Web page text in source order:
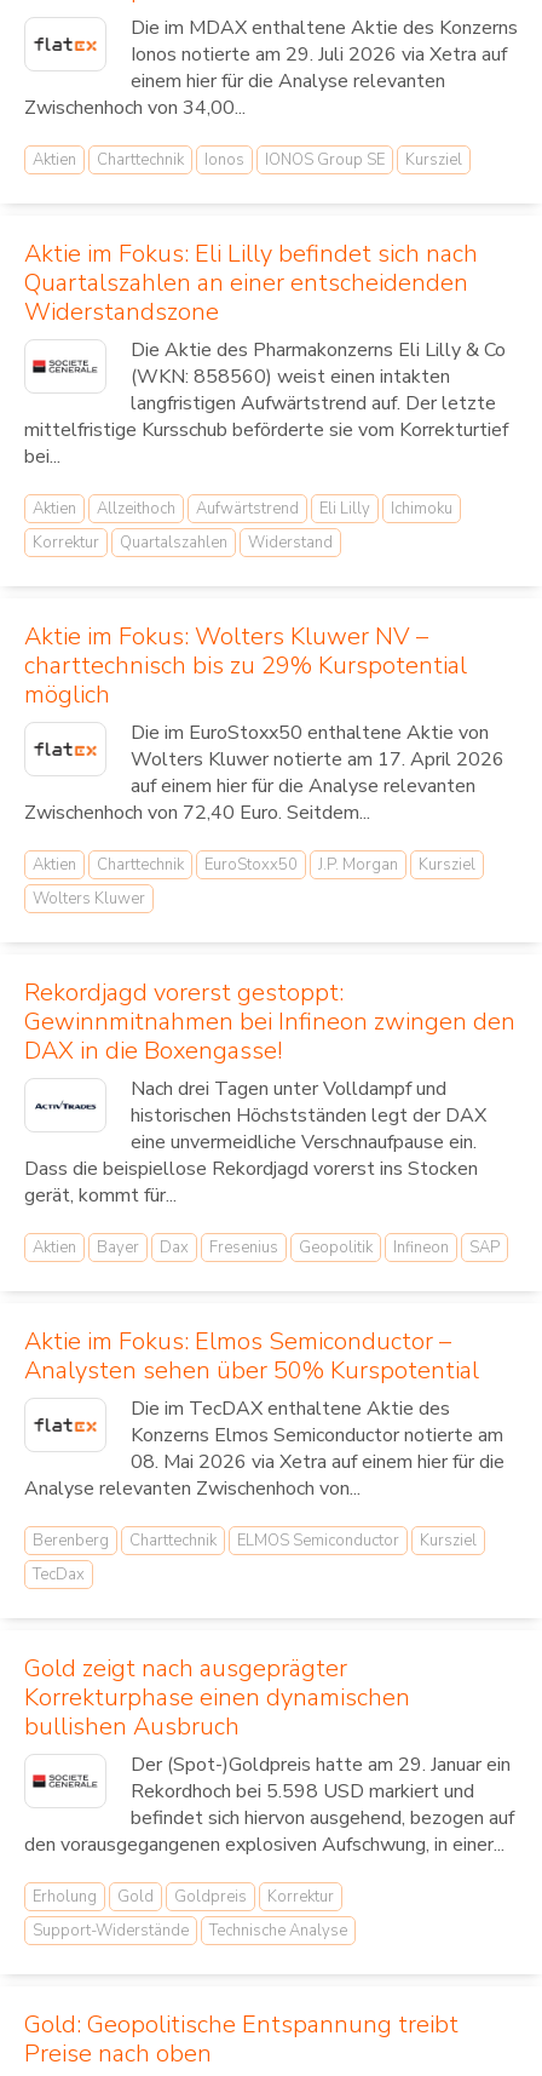
Die im MDAX enthaltene Aktie des Konzerns
Ionos notierte am 29. Juli 2026 via Xetra auf
einem hier für die Analyse relevanten
Zwischenhoch von 34,00...
Aktien Charttechnik Ionos IONOS Group SE Kursziel
Aktie im Fokus: Eli Lilly befindet sich nach
Quartalszahlen an einer entscheidenden
Widerstandszone
Die Aktie des Pharmakonzerns Eli Lilly & Co
(WKN: 858560) weist einen intakten
langfristigen Aufwärtstrend auf. Der letzte
mittelfristige Kursschub beförderte sie vom Korrekturtief
bei...
Aktien Allzeithoch Aufwärtstrend Eli Lilly
Ichimoku
Korrektur
Quartalszahlen Widerstand
Aktie im Fokus: Wolters Kluwer NV –
charttechnisch bis zu 29% Kurspotential
möglich
Die im EuroStoxx50 enthaltene Aktie von
Wolters Kluwer notierte am 17. April 2026
auf einem hier für die Analyse relevanten
Zwischenhoch von 72,40 Euro. Seitdem...
Aktien Charttechnik EuroStoxx50 J.P. Morgan
Kursziel
Wolters Kluwer
Rekordjagd vorerst gestoppt:
Gewinnmitnahmen bei Infineon zwingen den
DAX in die Boxengasse!
Nach drei Tagen unter Volldampf und
historischen Höchstständen legt der DAX
eine unvermeidliche Verschnaufpause ein.
Dass die beispiellose Rekordjagd vorerst ins Stocken
gerät, kommt für...
Aktien Bayer Dax Fresenius Geopolitik Infineon SAP
Aktie im Fokus: Elmos Semiconductor –
Analysten sehen über 50% Kurspotential
Die im TecDAX enthaltene Aktie des
Konzerns Elmos Semiconductor notierte am
08. Mai 2026 via Xetra auf einem hier für die
Analyse relevanten Zwischenhoch von...
Berenberg Charttechnik ELMOS Semiconductor
Kursziel
TecDax
Gold zeigt nach ausgeprägter
Korrekturphase einen dynamischen
bullishen Ausbruch
Der (Spot-)Goldpreis hatte am 29. Januar ein
Rekordhoch bei 5.598 USD markiert und
befindet sich hiervon ausgehend, bezogen auf
den vorausgegangenen explosiven Aufschwung, in einer...
Erholung Gold Goldpreis
Korrektur
Support-Widerstände
Technische Analyse
Gold: Geopolitische Entspannung treibt
Preise nach oben